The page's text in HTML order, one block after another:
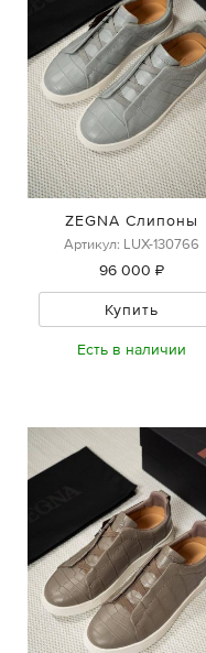
ZEGNA Слипоны
Артикул: LUX-130766
96 000 ₽
Купить
Есть в наличии